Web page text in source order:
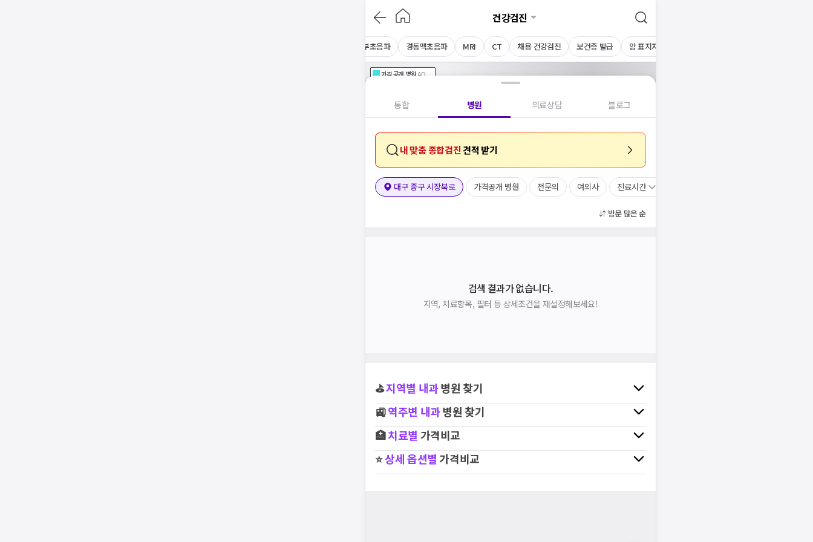
건강검진
상복부초음파 경동맥초음파 MRI CT 채용 건강검진 보건증 발급 암 표지자 검사
가격공개 병원AD
통합 병원 의료상담 블로그
내 맞춤 종합검진 견적 받기
대구 중구 시장북로 가격공개 병원 전문의 여의사 진료시간
방문 많은 순
검색 결과가 없습니다.
지역, 치료항목, 필터 등 상세조건을 재설정해보세요!
⛳지역별 내과병원 찾기
🚉역주변 내과병원 찾기
🏥치료별 가격비교
⭐상세 옵션별가격비교